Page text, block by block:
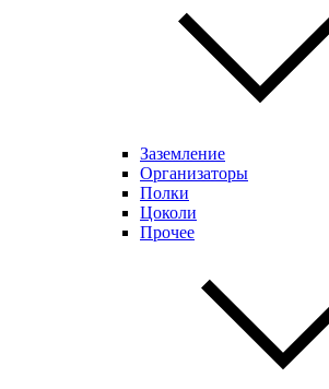
Заземление
Организаторы
Полки
Цоколи
Прочее